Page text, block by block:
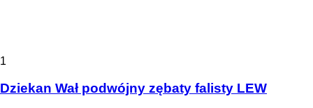
1
Dziekan Wał podwójny zębaty falisty LEW